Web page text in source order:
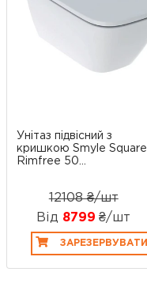
Унітаз підвісний з
кришкою Smyle Square
Rimfree 50...
12108 ₴/шт
Від 8799₴/шт
ЗАРЕЗЕРВУВАТИ